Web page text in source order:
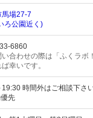
馬場27-7
ろ公園近く)
6860
合わせの際は「ふくラボ
幸いです。
時間外はご相談下さ
先